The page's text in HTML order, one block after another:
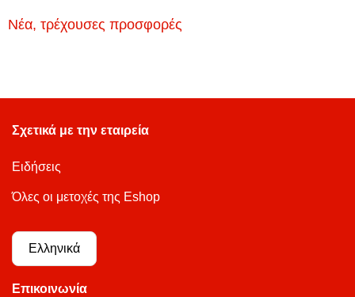
Νέα, τρέχουσες προσφορές
Σχετικά με την εταιρεία
Ειδήσεις
Όλες οι μετοχές της Eshop
Ελληνικά
Επικοινωνία